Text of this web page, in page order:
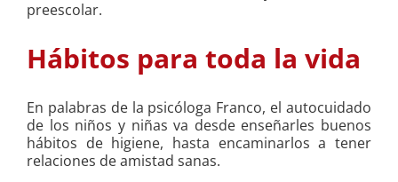
preescolar.
Hábitos para toda la vida
En palabras de la psicóloga Franco, el autocuidado
de los niños y niñas va desde enseñarles buenos
hábitos de higiene, hasta encaminarlos a tener
relaciones de amistad sanas.